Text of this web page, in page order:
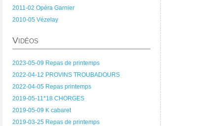
2011-02 Opéra Garnier
2010-05 Vézelay
Vidéos
2023-05-09 Repas de printemps
2022-04-12 PROVINS TROUBADOURS
2022-04-05 Repas printemps
2019-05-11*18 CHORGES
2019-05-09 K cabaret
2019-03-25 Repas de printemps